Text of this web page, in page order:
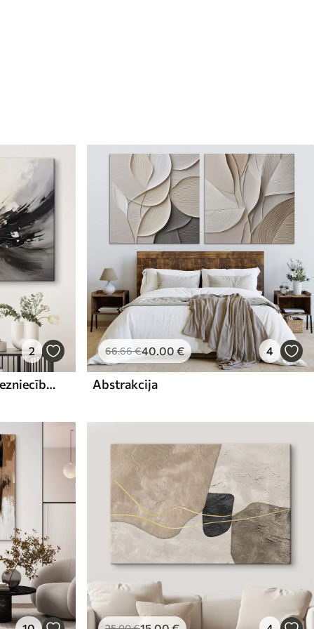
2
Abstrakta kompozīcija, glezniecības imitācija
66.66€40.00€ 4
Abstrakcija